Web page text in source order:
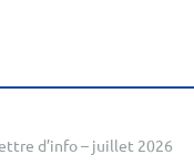
d’info – juillet 2026